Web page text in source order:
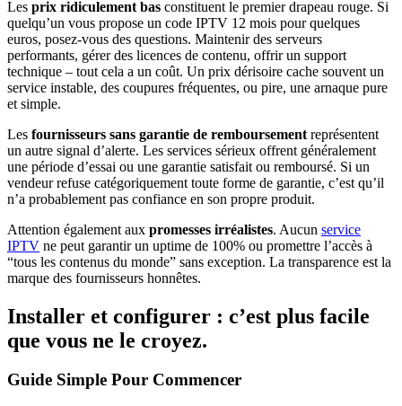
Les prix ridiculement bas constituent le premier drapeau rouge. Si
quelqu’un vous propose un code IPTV 12 mois pour quelques
euros, posez-vous des questions. Maintenir des serveurs
performants, gérer des licences de contenu, offrir un support
technique – tout cela a un coût. Un prix dérisoire cache souvent un
service instable, des coupures fréquentes, ou pire, une arnaque pure
et simple.
Les fournisseurs sans garantie de remboursement représentent
un autre signal d’alerte. Les services sérieux offrent généralement
une période d’essai ou une garantie satisfait ou remboursé. Si un
vendeur refuse catégoriquement toute forme de garantie, c’est qu’il
n’a probablement pas confiance en son propre produit.
Attention également aux promesses irréalistes. Aucun service
IPTV ne peut garantir un uptime de 100% ou promettre l’accès à
“tous les contenus du monde” sans exception. La transparence est la
marque des fournisseurs honnêtes.
Installer et configurer : c’est plus facile
que vous ne le croyez.
Guide Simple Pour Commencer